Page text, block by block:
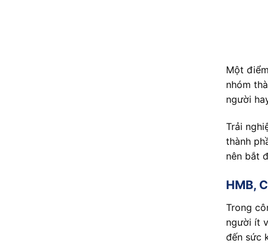
Một
nhóm
người
Trải
thành
nên bắt
HMB,
Trong
người ít
đến sức